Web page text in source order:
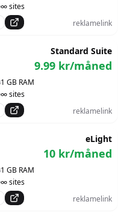
∞sites
reklamelink
Standard Suite
9.99 kr/måned
1 GB RAM
∞sites
reklamelink
eLight
10 kr/måned
1 GB RAM
∞sites
reklamelink